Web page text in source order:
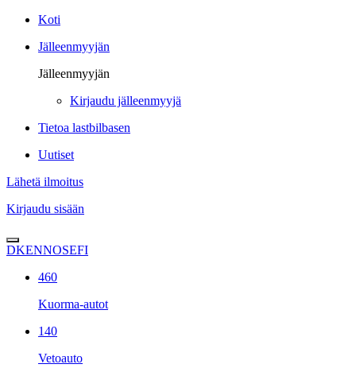
Koti
Jälleenmyyjän
Jälleenmyyjän
Kirjaudu jälleenmyyjä
Tietoa lastbilbasen
Uutiset
Lähetä ilmoitus
Kirjaudu sisään
DKENNOSEFI
460
Kuorma-autot
140
Vetoauto